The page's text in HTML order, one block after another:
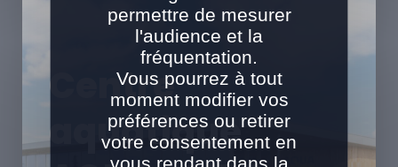
Centre
aquatique
permettre de mesurer
l'audience et la
fréquentation.
Vous pourrez à tout
moment modifier vos
préférences ou retirer
votre consentement en
vous rendant dans la